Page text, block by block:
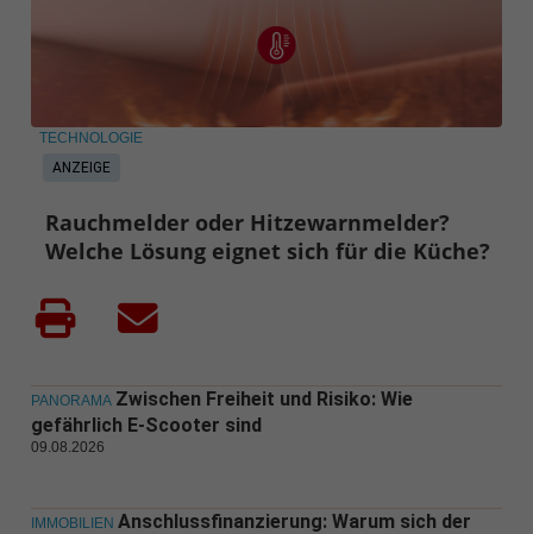
ANZEIGE
TECHNOLOGIE
Rauchmelder oder Hitzewarnmelder?
Welche Lösung eignet sich für die Küche?
PANORAMA Zwischen Freiheit und Risiko: Wie
gefährlich E-Scooter sind
09.08.2026
IMMOBILIEN Anschlussfinanzierung: Warum sich der